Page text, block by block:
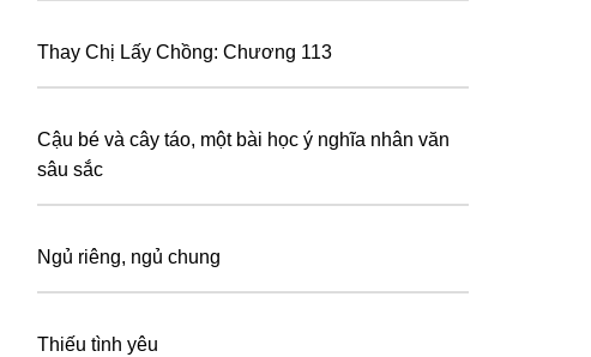
Thay Chị Lấy Chồng: Chương 113
Cậu bé và cây táo, một bài học ý nghĩa nhân văn
sâu sắc
Ngủ riêng, ngủ chung
Thiếu tình yêu